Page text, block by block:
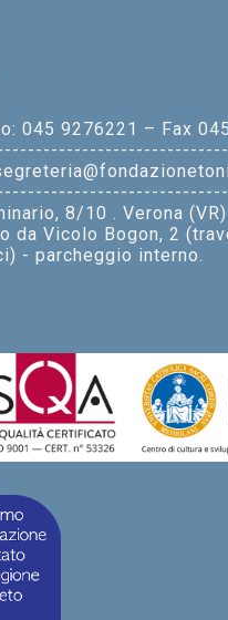
045 9276221 – Fax
8/10 . Verona
da Vicolo Bogon, 2
- parcheggio interno.